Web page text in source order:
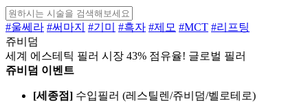
#울쎄라 #써마지 #기미 #흑자 #제모 #MCT #리프팅
쥬비덤
세계 에스테틱 필러 시장 43% 점유율! 글로벌 필러
쥬비덤 이벤트
[세종점] 수입필러 (레스틸렌/쥬비덤/벨로테로)